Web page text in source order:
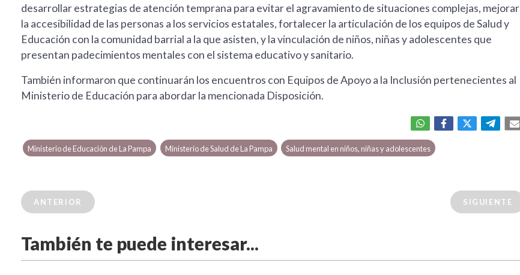
desarrollar estrategias de atención temprana para evitar el agravamiento de situaciones complejas, mejorar
la accesibilidad de las personas a los servicios estatales, fortalecer la articulación de los equipos de Salud y
Educación con la comunidad barrial a la que asisten, y la vinculación de niños, niñas y adolescentes que
presentan padecimientos mentales con el sistema educativo y sanitario.
También informaron que continuarán los encuentros con Equipos de Apoyo a la Inclusión pertenecientes al
Ministerio de Educación para abordar la mencionada Disposición.
Ministerio de Educación de La Pampa Ministerio de Salud de La Pampa Salud mental en niños, niñas y adolescentes
ANTERIOR SIGUIENTE
También te puede interesar...